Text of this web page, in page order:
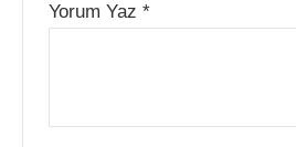
Yorum Yaz*